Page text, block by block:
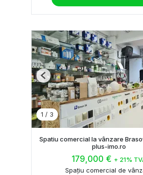
1 / 3
Previous
Spatiu comercial la vânzare
plus-imo.ro
179,000 € + 21%
Spațiu comercial de